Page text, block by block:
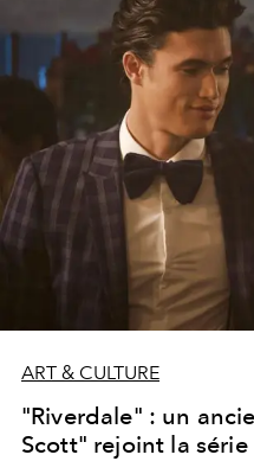
ART & CULTURE
"Riverdale" : un
Scott" rejoint la série